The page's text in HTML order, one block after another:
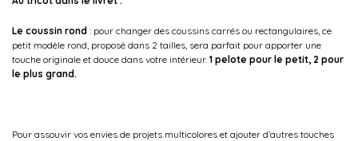
Le coussin rond : pour changer des coussins carrés ou rectangulaires, ce
petit modèle rond, proposé dans 2 tailles, sera parfait pour apporter une
touche originale et douce dans votre intérieur. 1 pelote pour le petit, 2 pour
le plus grand.
Pour assouvir vos envies de projets multicolores et ajouter d’autres touches